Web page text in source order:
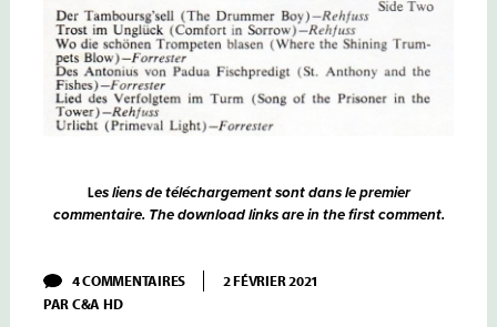
Les liens de téléchargement sont dans le premier
commentaire. The download links are in the first comment.
4 COMMENTAIRESSUR
MAHLER
2 FÉVRIER 2021
PARC&A HD